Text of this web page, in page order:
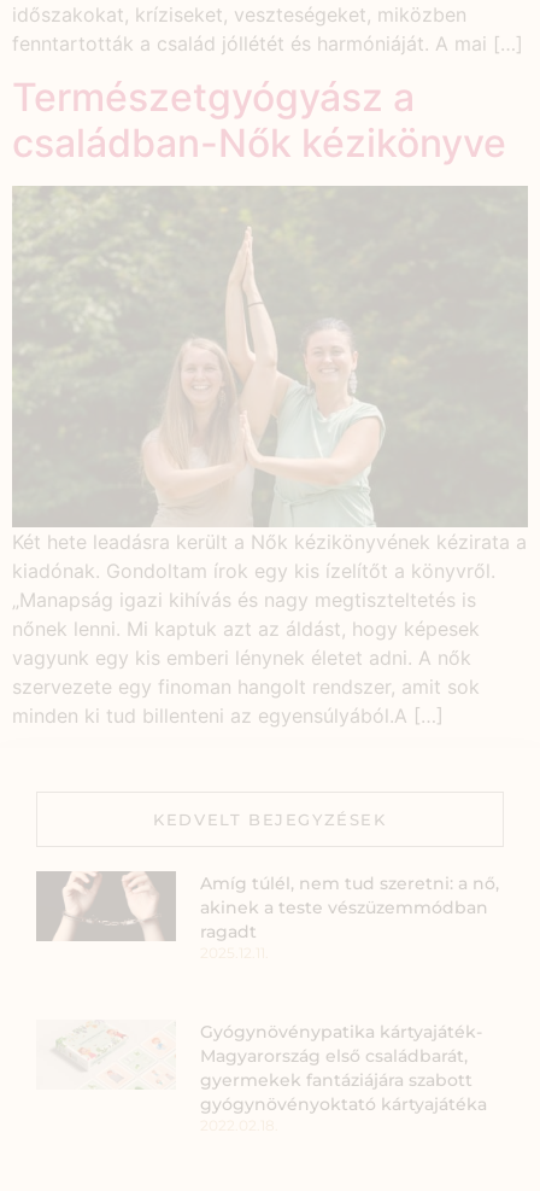
időszakokat, kríziseket, veszteségeket, miközben
fenntartották a család jóllétét és harmóniáját. A mai […]
Természetgyógyász a
családban-Nők kézikönyve
Két hete leadásra került a Nők kézikönyvének kézirata a
kiadónak. Gondoltam írok egy kis ízelítőt a könyvről.
„Manapság igazi kihívás és nagy megtiszteltetés is
nőnek lenni. Mi kaptuk azt az áldást, hogy képesek
vagyunk egy kis emberi lénynek életet adni. A nők
szervezete egy finoman hangolt rendszer, amit sok
minden ki tud billenteni az egyensúlyából.A […]
KEDVELT BEJEGYZÉSEK
Amíg túlél, nem tud szeretni: a nő,
akinek a teste vészüzemmódban
ragadt
Gyógynövénypatika kártyajáték-
Magyarország első családbarát,
gyermekek fantáziájára szabott
gyógynövényoktató kártyajátéka